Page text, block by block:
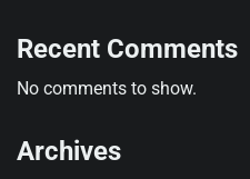
Recent Comments
No comments to show.
Archives